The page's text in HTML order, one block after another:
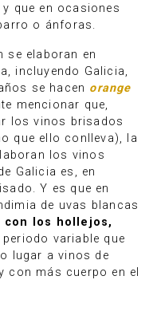
que en ocasiones
o ánforas.
se elaboran en
incluyendo Galicia,
se hacen orange
mencionar que,
los vinos brisados
que ello conlleva), la
los vinos
Galicia es, en
Y es que en
de uvas blancas
con los hollejos,
periodo variable que
lugar a vinos de
más cuerpo en el